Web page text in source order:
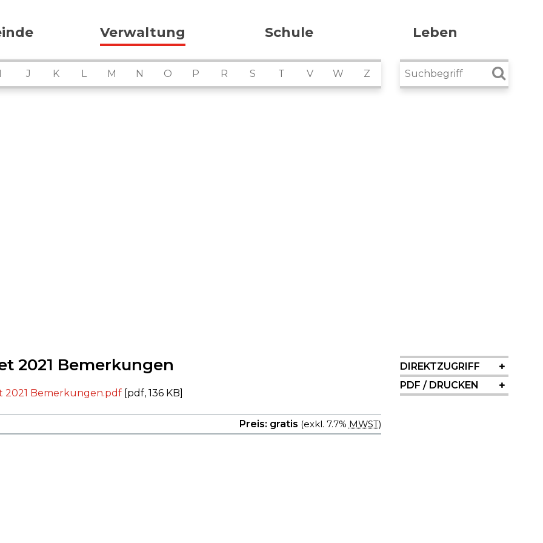
Verwaltung Schule Leben
I J K L M N O P R S T V W Z
Suchbegriff
2021 Bemerkungen
2021 Bemerkungen.pdf [pdf, 136 KB]
Preis: gratis (exkl. 7.7% MWST)
SIDEBAR
DIREKTZUGRIFF
PDF / DRUCKEN